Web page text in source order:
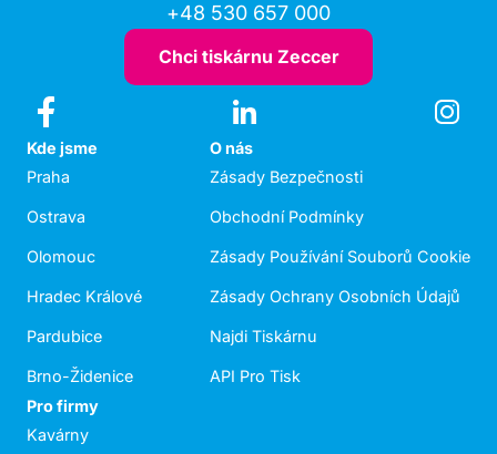
+48 530 657 000
Chci tiskárnu Zeccer
Kde jsme
Praha
Ostrava
Olomouc
Hradec Králové
Pardubice
Brno-Židenice
O nás
Zásady Bezpečnosti
Obchodní Podmínky
Zásady Používání Souborů Cookie
Zásady Ochrany Osobních Údajů
Najdi Tiskárnu
API Pro Tisk
Pro firmy
Kavárny